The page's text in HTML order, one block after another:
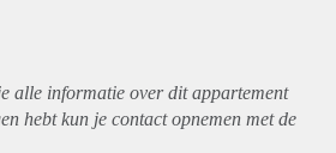
alle informatie over ditappartement
hebt kun je contact opnemen met de